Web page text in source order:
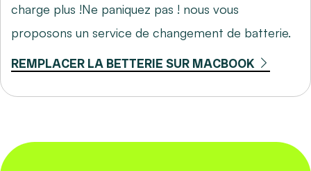
charge plus !Ne paniquez pas ! nous vous
proposons un service de changement de batterie.
REMPLACER LA BETTERIE SUR MACBOOK